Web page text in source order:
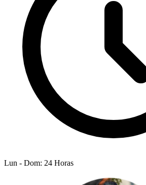
Lun - Dom: 24 Horas